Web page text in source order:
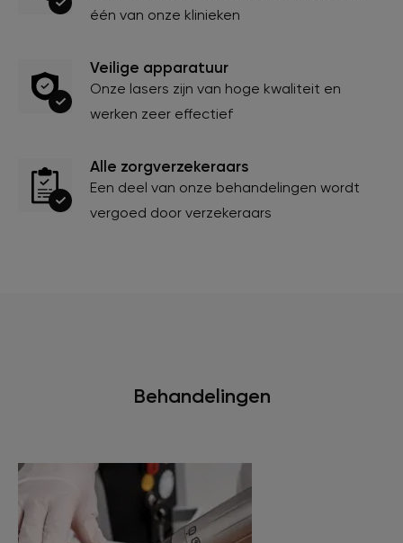
één van onze klinieken
Veilige apparatuur
Onze lasers zijn van hoge kwaliteit en
werken zeer effectief
Alle zorgverzekeraars
Een deel van onze behandelingen wordt
vergoed door verzekeraars
Behandelingen